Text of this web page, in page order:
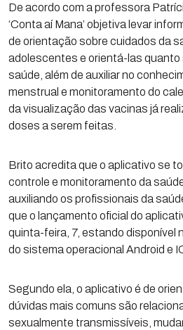
De acordo com a professora
‘Conta aí Mana’ objetiva levar
de orientação sobre cuidados da
adolescentes e orientá-las quanto
saúde, além de auxiliar no
menstrual e monitoramento do
da visualização das vacinas já
doses a serem feitas.
Brito acredita que o aplicativo se
controle e monitoramento da
auxiliando os profissionais da
que o lançamento oficial do
quinta-feira, 7, estando disponível
do sistema operacional Android e
Segundo ela, o aplicativo é de
dúvidas mais comuns são
sexualmente transmissíveis,